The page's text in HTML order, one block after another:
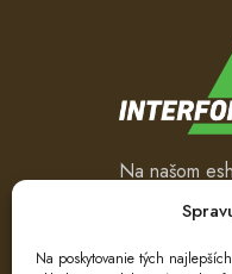
Na poskytovanie tých
Na našom
les a
oblečenia,
spracovanie